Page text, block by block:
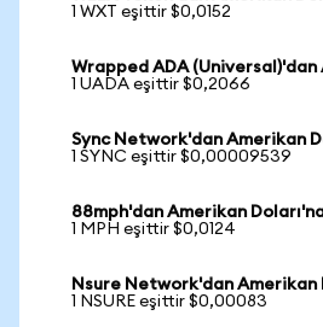
1 WXT eşittir $0,0152
Wrapped ADA (Universal)'dan
1 UADA eşittir $0,2066
Sync Network'dan Amerikan
1 SYNC eşittir $0,00009539
88mph'dan Amerikan
1 MPH eşittir $0,0124
Nsure Network'dan Amerikan
1 NSURE eşittir $0,00083